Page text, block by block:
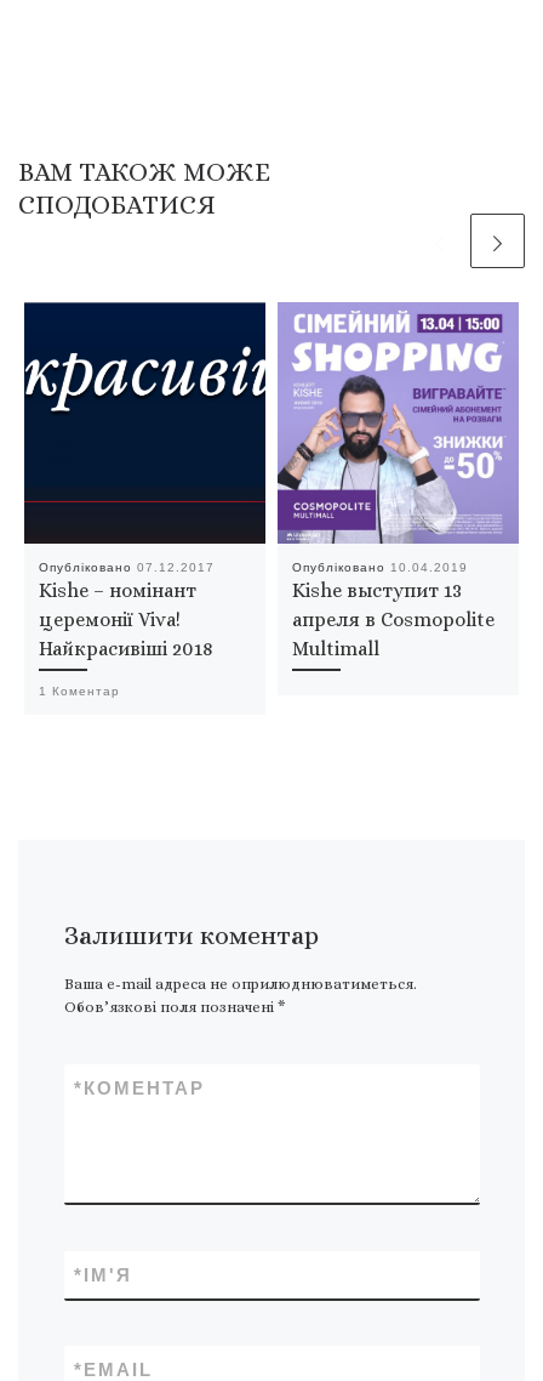
ВАМ ТАКОЖ МОЖЕ
СПОДОБАТИСЯ
Опубліковано 07.12.2017
Kishe – номінант
церемонії Viva!
Найкрасивіші 2018
1 Коментар
Опубліковано 10.04.2019
Kishe выступит 13
апреля в Cosmopolite
Multimall
Залишити коментар
Ваша e-mail адреса не оприлюднюватиметься.
Обов’язкові поля позначені *
КОМЕНТАР
*
ІМ'Я
*
EMAIL
*